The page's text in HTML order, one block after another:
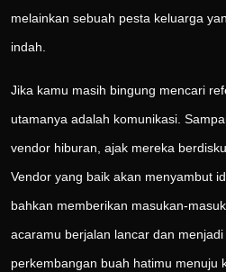
melainkan sebuah pesta keluarga
indah.
Jika kamu masih bingung mencari
utamanya adalah komunikasi.
vendor hiburan, ajak mereka
Vendor yang baik akan menyambut
bahkan memberikan masukan-
acaramu berjalan lancar dan
perkembangan buah hatimu menuju